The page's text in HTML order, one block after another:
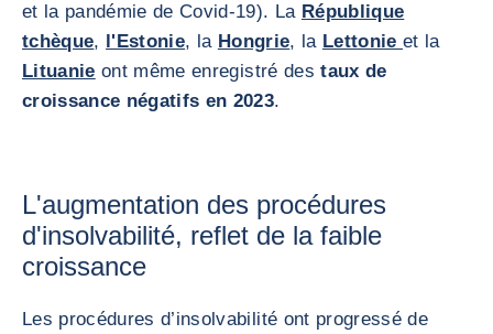
et la pandémie de Covid-19). La République
tchèque, l'Estonie, la Hongrie, la Lettonie et la
Lituanie ont même enregistré destaux de
croissance négatifs en 2023.
L'augmentation des procédures
d'insolvabilité, reflet de la faible
croissance
Les procédures d’insolvabilité ont progressé de